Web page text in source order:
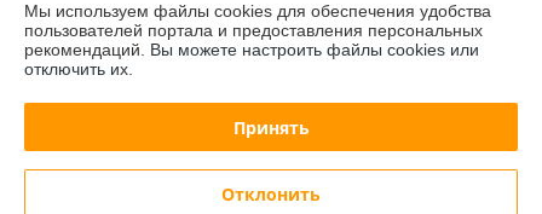
Политика обработки cookies
Сайт создан на платформе Deal.by
Мы используем файлы cookies для обеспечения удобства
пользователей портала и предоставления персональных
рекомендаций. Вы можете настроить файлы cookies или
отключить их.
Принять
Отклонить